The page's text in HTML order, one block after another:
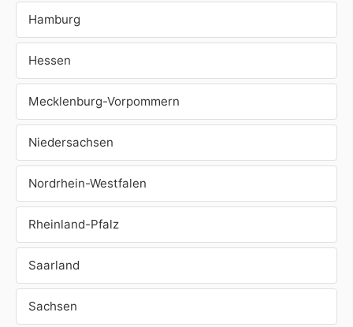
Hamburg
Hessen
Mecklenburg-Vorpommern
Niedersachsen
Nordrhein-Westfalen
Rheinland-Pfalz
Saarland
Sachsen